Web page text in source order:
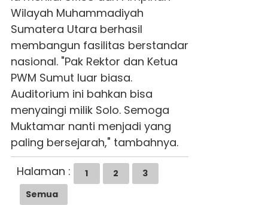
Wilayah Muhammadiyah
Sumatera Utara berhasil
membangun fasilitas berstandar
nasional. "Pak Rektor dan Ketua
PWM Sumut luar biasa.
Auditorium ini bahkan bisa
menyaingi milik Solo. Semoga
Muktamar nanti menjadi yang
paling bersejarah," tambahnya.
Halaman :
1 2
3
Semua